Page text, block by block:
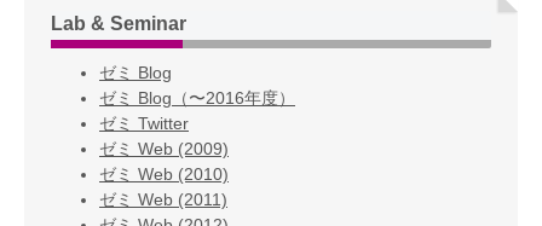
Lab & Seminar
ゼミ Blog
ゼミ Blog（〜2016年度）
ゼミ Twitter
ゼミ Web (2009)
ゼミ Web (2010)
ゼミ Web (2011)